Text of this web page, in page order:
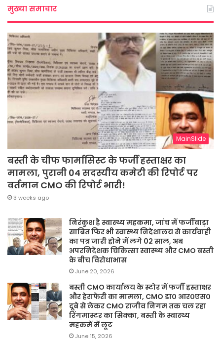
मुख्या समाचार
MainSlide
बस्ती के चीफ फार्मासिस्ट के फर्जी हस्ताक्षर का
मामला, पुरानी 04 सदस्यीय कमेटी की रिपोर्ट पर
वर्तमान CMO की रिपोर्ट भारी!
3 weeks ago
निरंकुश है स्वास्थ्य महकमा, जांच में फर्जीवाड़ा
साबित फिर भी स्वास्थ्य निदेशालय से कार्यवाही
का पत्र जारी होने में लगे 02 साल, अब
अपरनिदेशक चिकित्सा स्वास्थ्य और CMO बस्ती
के बीच विरोधाभास
June 20, 2026
बस्ती CMO कार्यालय के स्टोर में फर्जी हस्ताक्षर
और हेराफेरी का मामला, CMO डा० आर०एस०
दूबे से लेकर CMO राजीव निगम तक चल रहा
रिंगमास्टर का सिक्का, बस्ती के स्वास्थ्य
महकमें में लूट
June 15, 2026